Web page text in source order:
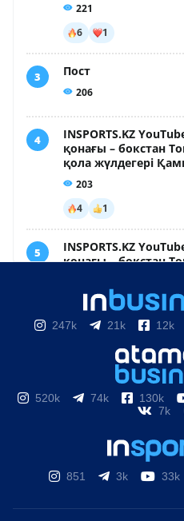
247k 21k 12k
520k 74k 130k
7k
851 3k 33k